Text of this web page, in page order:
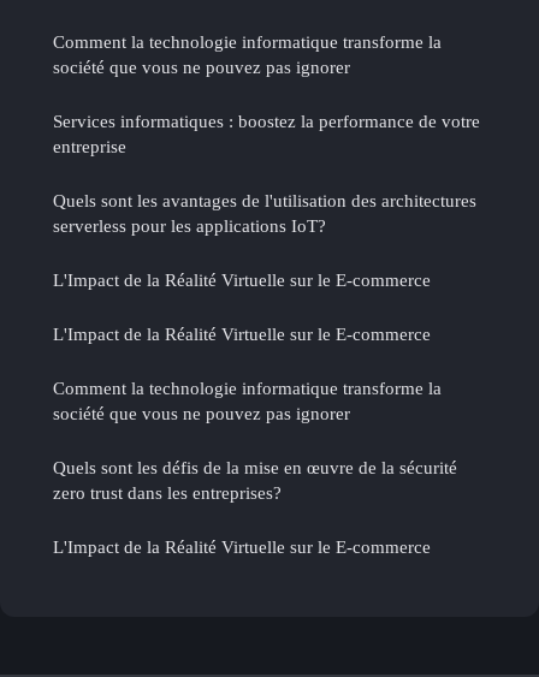
Comment la technologie informatique transforme la
société que vous ne pouvez pas ignorer
Services informatiques : boostez la performance de votre
entreprise
Quels sont les avantages de l'utilisation des architectures
serverless pour les applications IoT?
L'Impact de la Réalité Virtuelle sur le E-commerce
L'Impact de la Réalité Virtuelle sur le E-commerce
Comment la technologie informatique transforme la
société que vous ne pouvez pas ignorer
Quels sont les défis de la mise en œuvre de la sécurité
zero trust dans les entreprises?
L'Impact de la Réalité Virtuelle sur le E-commerce